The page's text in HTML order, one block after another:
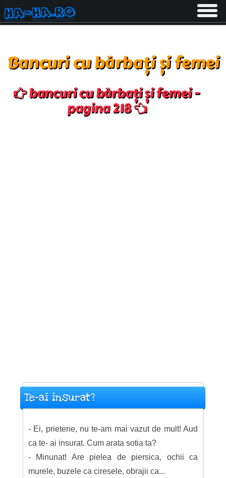
Toggle
Bancuri cu bărbați și femei
bancuri cu bărbați și femei -
pagina 218
Te-ai insurat?
- Ei, prietene, nu te-am mai vazut de mult! Aud
ca te- ai insurat. Cum arata sotia ta?
- Minunat! Are pielea de piersica, ochii ca
murele, buzele ca ciresele, obrajii ca...